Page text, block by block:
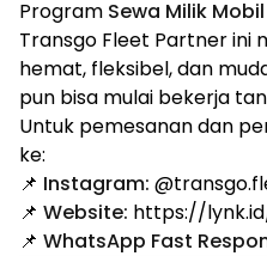
Program Sewa Milik
Transgo Fleet Partner ini
hemat, fleksibel, dan
pun bisa mulai bekerja
Untuk pemesanan dan
ke:
📌 Instagram:
📌 Website: https://
📌 WhatsApp Fast